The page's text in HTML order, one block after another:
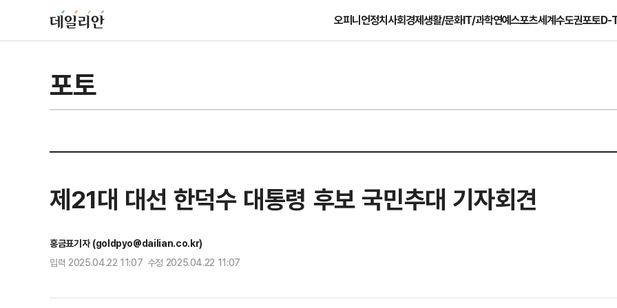
오피니언정치사회경제생활/문화IT/과학연예스포츠세계수도권포토D-
포토
제21대 대선 한덕수 대통령 후보 국민추대 기자회견
홍금표기자 (goldpyo@dailian.co.kr)
입력 2025.04.22 11:07 수정 2025.04.22 11:07